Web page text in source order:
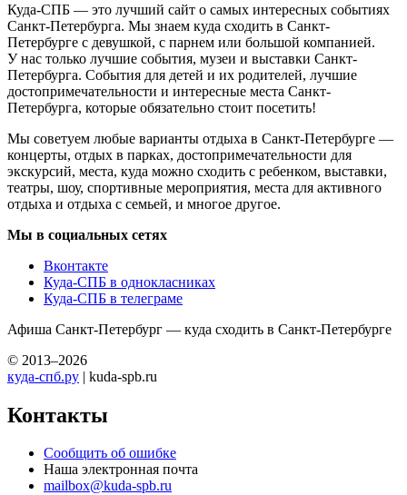
Куда-СПБ — это лучший сайт о самых интересных событиях
Санкт-Петербурга. Мы знаем куда сходить в Санкт-
Петербурге с девушкой, с парнем или большой компанией.
У нас только лучшие события, музеи и выставки Санкт-
Петербурга. События для детей и их родителей, лучшие
достопримечательности и интересные места Санкт-
Петербурга, которые обязательно стоит посетить!
Мы советуем любые варианты отдыха в Санкт-Петербурге —
концерты, отдых в парках, достопримечательности для
экскурсий, места, куда можно сходить с ребенком, выставки,
театры, шоу, спортивные мероприятия, места для активного
отдыха и отдыха с семьей, и многое другое.
Мы в социальных сетях
Вконтакте
Куда-СПБ в однокласниках
Куда-СПБ в телеграме
Афиша Санкт-Петербург — куда сходить в Санкт-Петербурге
© 2013–2026
куда-спб.ру | kuda-spb.ru
Контакты
Сообщить об ошибке
Наша электронная почта
mailbox@kuda-spb.ru